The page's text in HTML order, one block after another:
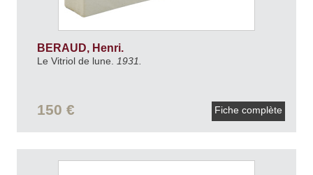
BERAUD, Henri.
Le Vitriol de lune. 1931.
150 € Fiche complète